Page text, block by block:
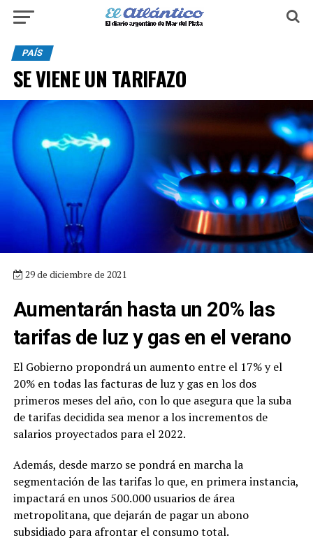
PAÍS
SE VIENE UN TARIFAZO
29 de diciembre de 2021
Aumentarán hasta un 20% las
tarifas de luz y gas en el verano
El Gobierno propondrá un aumento entre el 17% y el
20% en todas las facturas de luz y gas en los dos
primeros meses del año, con lo que asegura que la suba
de tarifas decidida sea menor a los incrementos de
salarios proyectados para el 2022.
Además, desde marzo se pondrá en marcha la
segmentación de las tarifas lo que, en primera instancia,
impactará en unos 500.000 usuarios de área
metropolitana, que dejarán de pagar un abono
subsidiado para afrontar el consumo total.